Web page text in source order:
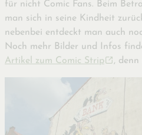
für nicht Comic Fans. Beim
man sich in seine Kindheit
nebenbei entdeckt man auch
Noch mehr Bilder und Infos
Artikel zum Comic Strip
,